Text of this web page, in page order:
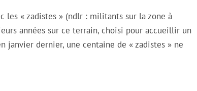
les « zadistes » (ndlr : militants sur la zone à
années sur ce terrain, choisi pour accueillir un
dernier, une centaine de « zadistes » ne